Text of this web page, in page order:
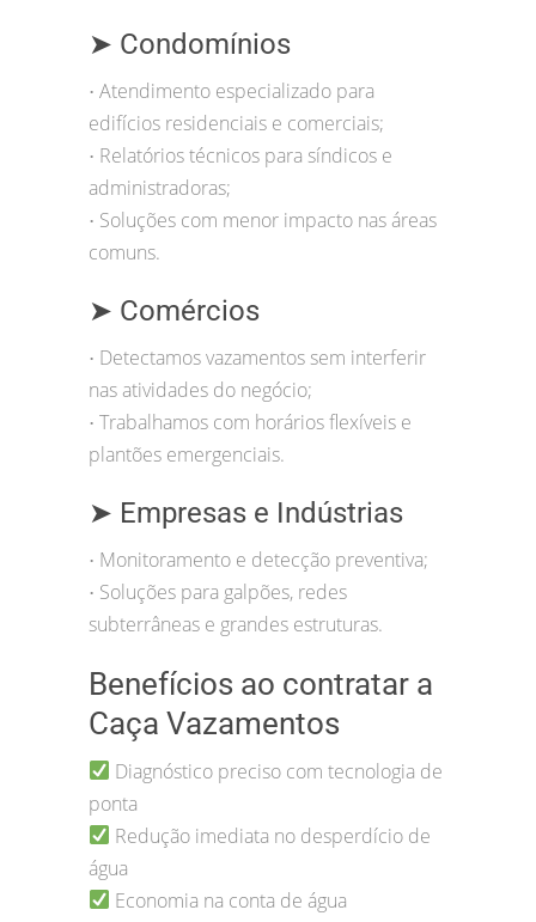
➤ Condomínios
• Atendimento especializado para
edifícios residenciais e comerciais;
• Relatórios técnicos para síndicos e
administradoras;
• Soluções com menor impacto nas áreas
comuns.
➤ Comércios
• Detectamos vazamentos sem interferir
nas atividades do negócio;
• Trabalhamos com horários flexíveis e
plantões emergenciais.
➤ Empresas e Indústrias
• Monitoramento e detecção preventiva;
• Soluções para galpões, redes
subterrâneas e grandes estruturas.
Benefícios ao contratar a
Caça Vazamentos
Diagnóstico preciso com tecnologia de
ponta
Redução imediata no desperdício de
água
Economia na conta de água